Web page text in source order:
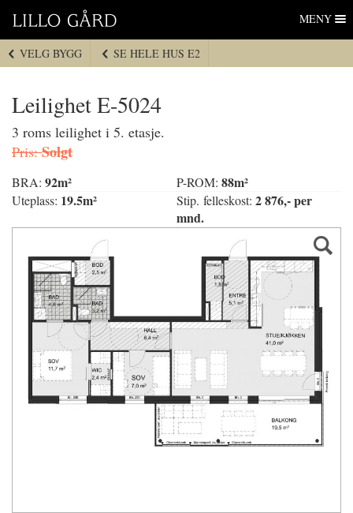
navigasjon
Hopp
innhold
MENY
VELG BYGG SE HELE HUS E2
Leilighet E-5024
3 roms leilighet i 5. etasje.
Pris:Solgt
BRA: 92m² P-ROM: 88m²
Uteplass: 19.5m² Stip. felleskost: 2 876,- per
mnd.